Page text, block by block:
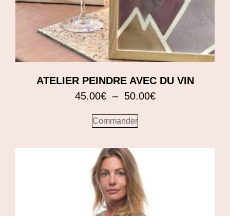
ATELIER PEINDRE AVEC DU VIN
45.00€ – 50.00€
Commander